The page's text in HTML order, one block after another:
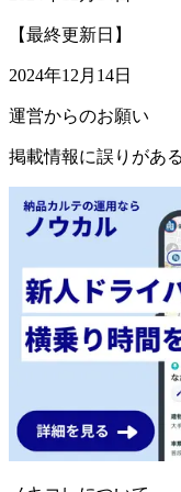
【最終更新日】
2024年12月14日
運営からのお願い
掲載情報に誤りがあ